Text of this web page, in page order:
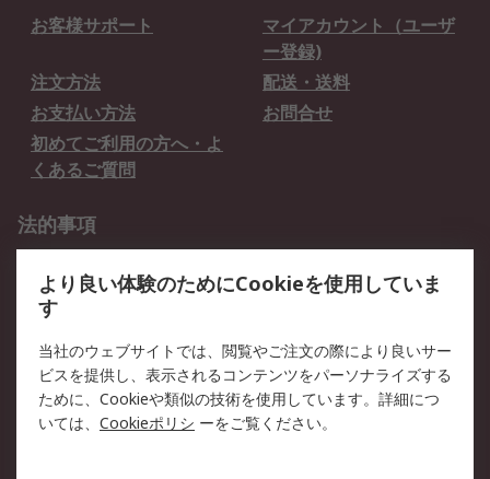
お客様サポート
マイアカウント（ユーザ
ー登録)
注文方法
配送・送料
お支払い方法
お問合せ
初めてご利用の方へ・よ
くあるご質問
法的事項
クッキーポリシー
RSについて
会社概要
採用情報
プレスリリース＆お知ら
コーポレートサイト
より良い体験のためにCookieを使用していま
す
当社のウェブサイトでは、閲覧やご注文の際により良いサー
ビスを提供し、表示されるコンテンツをパーソナライズする
ために、Cookieや類似の技術を使用しています。詳細につ
いては、 Cookieポリシ ーをご覧ください。